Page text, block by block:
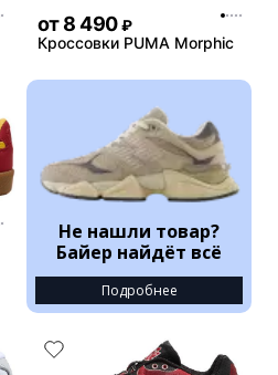
от8 490 ₽
Кроссовки PUMA Morphic
Не нашли товар?
Байер найдёт всё
Подробнее